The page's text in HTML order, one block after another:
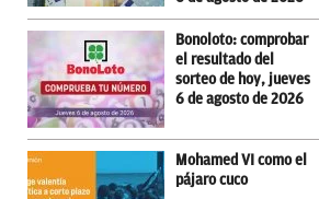
Bonoloto: comprobar
el resultado del
sorteo de hoy, jueves
6 de agosto de 2026
Mohamed VI como el
pájaro cuco